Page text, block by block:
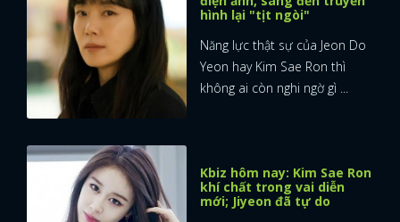
hình lại "tịt ngòi"
Năng lực thật sự của Jeon Do
Yeon hay Kim Sae Ron thì
không ai còn nghi ngờ gì ...
Kbiz hôm nay: Kim Sae Ron
khí chất trong vai diễn
mới; Jiyeon đã tự do